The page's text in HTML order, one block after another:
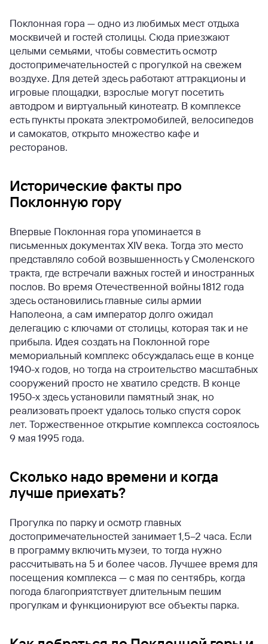
Поклонная гора — одно из любимых мест отдыха
москвичей и гостей столицы. Сюда приезжают
целыми семьями, чтобы совместить осмотр
достопримечательностей с прогулкой на свежем
воздухе. Для детей здесь работают аттракционы и
игровые площадки, взрослые могут посетить
автодром и виртуальный кинотеатр. В комплексе
есть пункты проката электромобилей, велосипедов
и самокатов, открыто множество кафе и
ресторанов.
Исторические факты про
Поклонную гору
Впервые Поклонная гора упоминается в
письменных документах XIV века. Тогда это место
представляло собой возвышенность у Смоленского
тракта, где встречали важных гостей и иностранных
послов. Во время Отечественной войны 1812 года
здесь остановились главные силы армии
Наполеона, а сам император долго ожидал
делегацию с ключами от столицы, которая так и не
прибыла. Идея создать на Поклонной горе
мемориальный комплекс обсуждалась еще в конце
1940-х годов, но тогда на строительство масштабных
сооружений просто не хватило средств. В конце
1950-х здесь установили памятный знак, но
реализовать проект удалось только спустя сорок
лет. Торжественное открытие комплекса состоялось
9 мая 1995 года.
Сколько надо времени и когда
лучше приехать?
Прогулка по парку и осмотр главных
достопримечательностей занимает 1,5–2 часа. Если
в программу включить музеи, то тогда нужно
рассчитывать на 5 и более часов. Лучшее время для
посещения комплекса — с мая по сентябрь, когда
погода благоприятствует длительным пешим
прогулкам и функционируют все объекты парка.